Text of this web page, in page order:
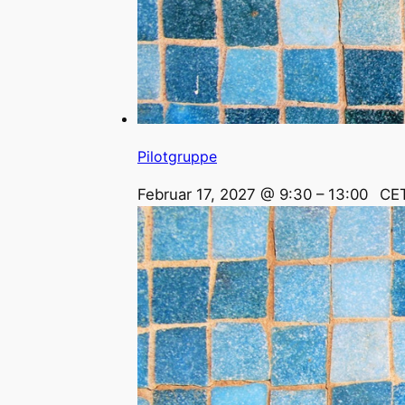
Pilotgruppe
Februar 17, 2027 @ 9:30 – 13:00